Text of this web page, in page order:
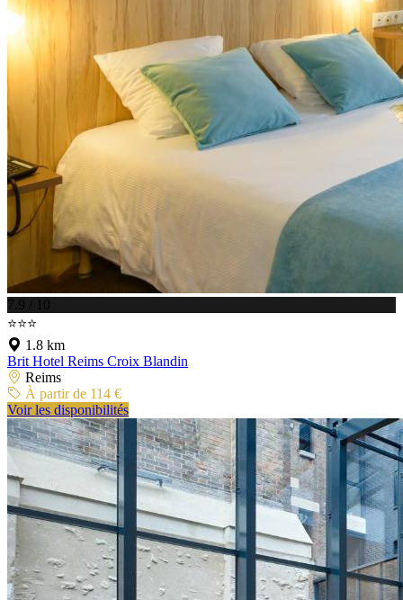
7.9 / 10
⭐⭐⭐
1.8 km
Brit Hotel Reims Croix Blandin
Reims
À partir de 114 €
Voir les disponibilités